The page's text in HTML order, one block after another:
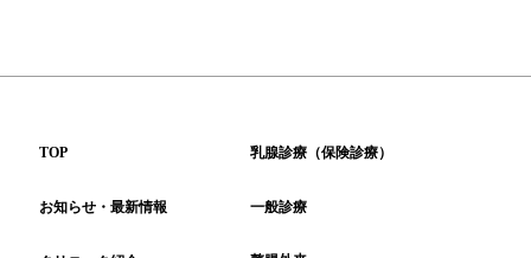
TOP 乳腺診療（保険診療）
一般診療
お知らせ・最新情報